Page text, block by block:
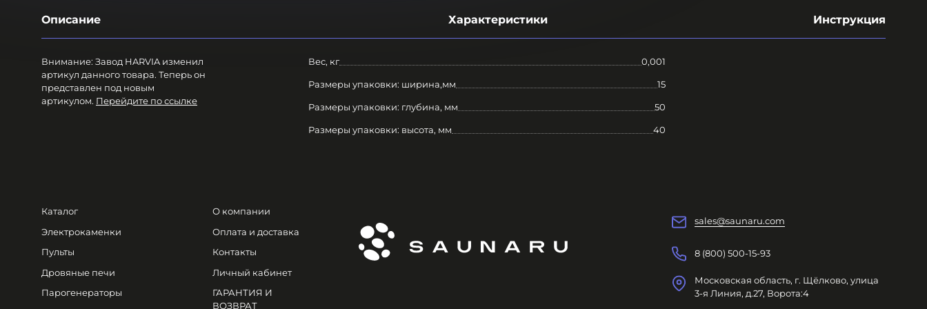
Описание Характеристики Инструкция
Внимание: Завод HARVIA изменил
артикул данного товара. Теперь он
представлен под новым
артикулом. Перейдите по ссылке
Вес, кг 0,001
Размеры упаковки: ширина,мм 15
Размеры упаковки: глубина, мм 50
Размеры упаковки: высота, мм 40
Каталог
Электрокаменки
Пульты
Дровяные печи
Парогенераторы
О компании
Оплата и доставка
Контакты
Личный кабинет
ГАРАНТИЯ И
ВОЗВРАТ
sales@saunaru.com
8 (800) 500-15-93
Московская область, г. Щёлково, улица
3-я Линия, д.27, Ворота:4